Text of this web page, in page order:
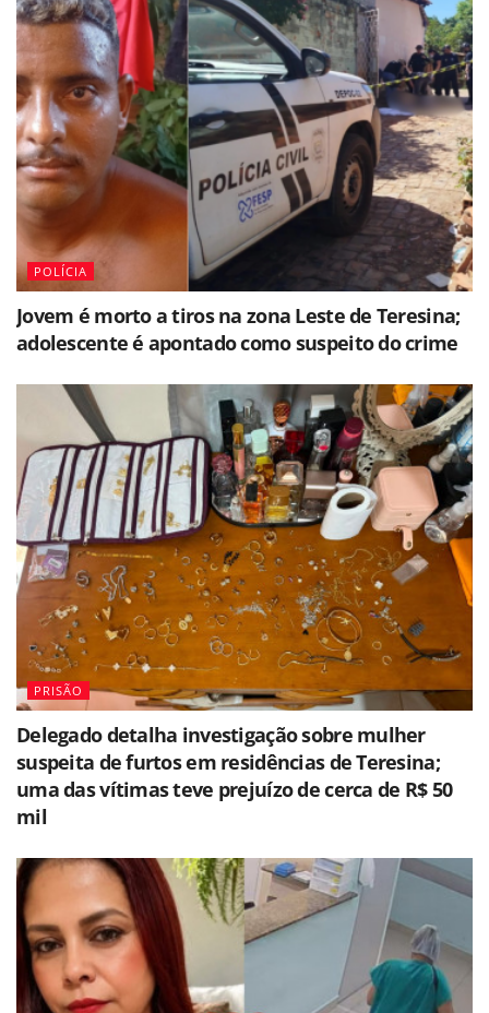
POLÍCIA
Jovem é morto a tiros na zona Leste de Teresina;
adolescente é apontado como suspeito do crime
PRISÃO
Delegado detalha investigação sobre mulher
suspeita de furtos em residências de Teresina;
uma das vítimas teve prejuízo de cerca de R$ 50
mil